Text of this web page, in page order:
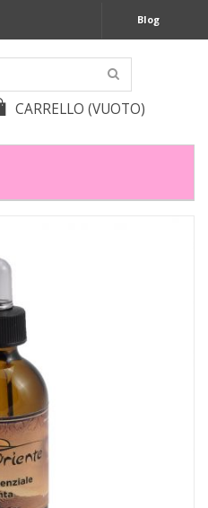
Blog
CARRELLO (VUOTO)